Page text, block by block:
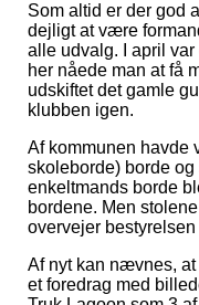
Som altid er der god
dejligt at være
alle udvalg. I april
her nåede man at få
udskiftet det gamle
klubben igen.
Af kommunen havde
skoleborde) borde
enkeltmands borde
bordene. Men
overvejer
Af nyt kan nævnes,
et foredrag med